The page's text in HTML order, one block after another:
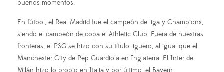
buenos momentos.
En fútbol, el Real Madrid fue el campeón de liga y Champions,
siendo el campeón de copa el Athletic Club. Fuera de nuestras
fronteras, el PSG se hizo con su título liguero, al igual que el
Manchester City de Pep Guardiola en Inglaterra. El Inter de